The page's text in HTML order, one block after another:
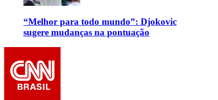
“Melhor para todo mundo”: Djokovic
sugere mudanças na pontuação